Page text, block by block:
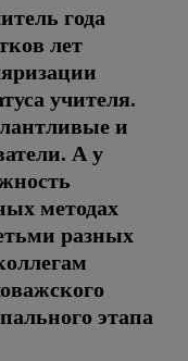
года
лет
учителя.
и
А у
методах
разных
этапа